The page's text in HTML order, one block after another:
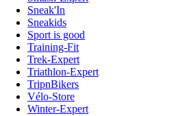
Sneak'In
Sneakids
Sport is good
Training-Fit
Trek-Expert
Triathlon-Expert
TripnBikers
Vélo-Store
Winter-Expert